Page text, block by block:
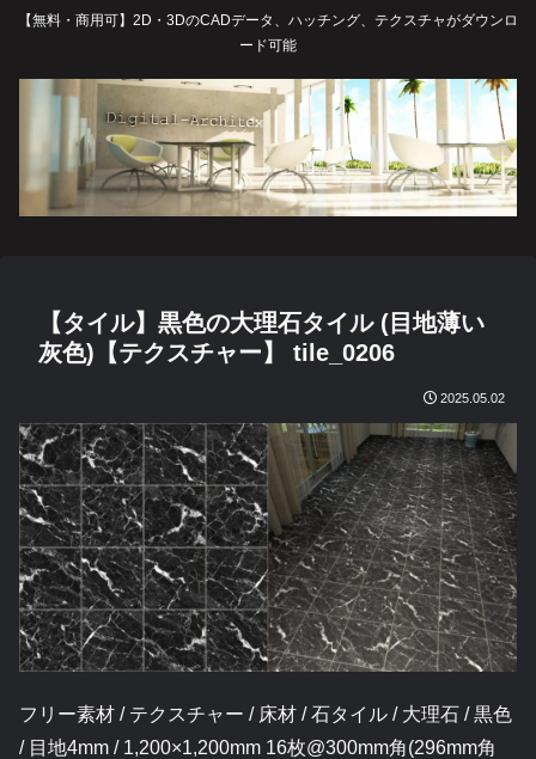
【無料・商用可】2D・3DのCADデータ、ハッチング、テクスチャがダウンロ
ード可能
【タイル】黒色の大理石タイル (目地薄い
灰色)【テクスチャー】 tile_0206
2025.05.02
フリー素材 / テクスチャー / 床材 / 石タイル / 大理石 / 黒色
/ 目地4mm / 1,200×1,200mm 16枚@300mm角(296mm角